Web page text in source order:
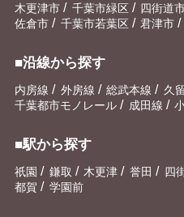
木更津市 / 千葉市緑区 / 四街道
佐倉市 / 千葉市若葉区 / 君津市 /
■沿線から探す
内房線 / 外房線 / 総武本線 / 久
千葉都市モノレール / 成田線 /
■駅から探す
祇園 / 鎌取 / 木更津 / 誉田 / 四
都賀 / 学園前